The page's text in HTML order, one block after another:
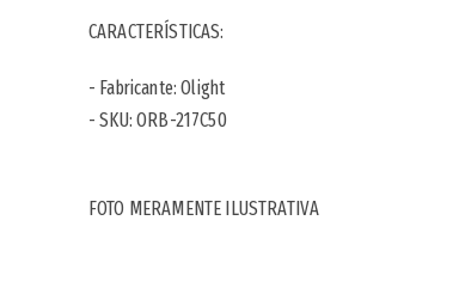
CARACTERÍSTICAS:
- Fabricante: Olight
- SKU: ORB-217C50
FOTO MERAMENTE ILUSTRATIVA